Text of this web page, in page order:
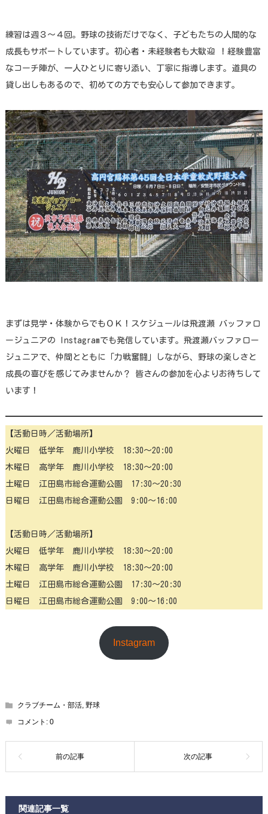
練習は週３〜４回。野球の技術だけでなく、子どもたちの人間的な
成長もサポートしています。初心者・未経験者も大歓迎 ！経験豊富
なコーチ陣が、一人ひとりに寄り添い、丁寧に指導します。道具の
貸し出しもあるので、初めての方でも安心して参加できます。
まずは見学・体験からでもＯＫ！スケジュールは飛渡瀬 バッファロ
ージュニアの Instagramでも発信しています。飛渡瀬バッファロー
ジュニアで、仲間とともに「力戦奮闘」しながら、野球の楽しさと
成長の喜びを感じてみませんか？ 皆さんの参加を心よりお待ちして
います！
【活動日時／活動場所】
火曜日 低学年 鹿川小学校 18:30〜20:00
木曜日 高学年 鹿川小学校 18:30〜20:00
土曜日 江田島市総合運動公園 17:30〜20:30
日曜日 江田島市総合運動公園 9:00〜16:00
【活動日時／活動場所】
火曜日 低学年 鹿川小学校 18:30〜20:00
木曜日 高学年 鹿川小学校 18:30〜20:00
土曜日 江田島市総合運動公園 17:30〜20:30
日曜日 江田島市総合運動公園 9:00〜16:00
Instagram
クラブチーム・部活 ,野球
コメント:0
関連記事一覧